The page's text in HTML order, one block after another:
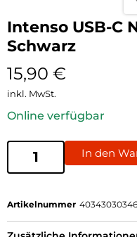
Intenso USB-C
Schwarz
15,90 €
inkl. MwSt.
Online verfügbar
In den
Artikelnummer